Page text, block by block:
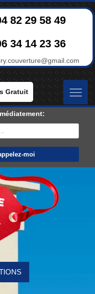
82 29 58 49
34 14 23 36
Gratuit